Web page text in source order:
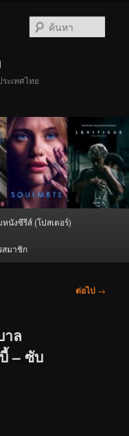
ะเทศไทย
หนังซีรีส์ (โปสเตอร์)
สมาชิก
ต่อไป →
าล
– ซับ